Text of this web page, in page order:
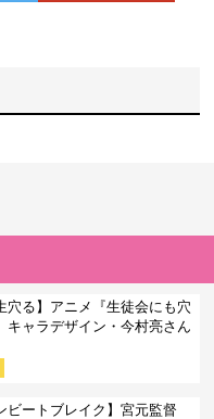
穴る】アニメ『生徒会にも穴
キャラデザイン・今村亮さん
ビートブレイク】宮元監督